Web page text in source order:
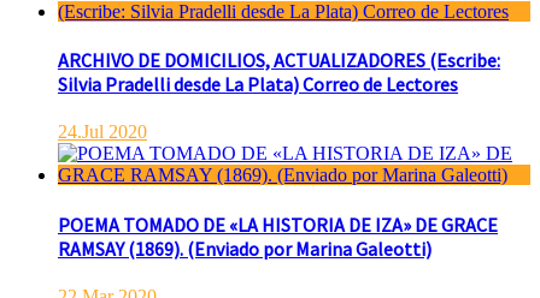
ARCHIVO DE DOMICILIOS, ACTUALIZADORES (Escribe:
Silvia Pradelli desde La Plata) Correo de Lectores
24.Jul 2020
POEMA TOMADO DE «LA HISTORIA DE IZA» DE GRACE
RAMSAY (1869). (Enviado por Marina Galeotti)